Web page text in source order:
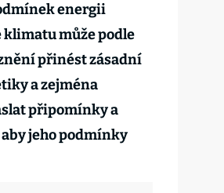
energii
klimatu může podle
přinést zásadní
a zejména
připomínky a
jeho podmínky